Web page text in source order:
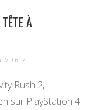
À
h 16 /
Rush 2,
sur PlayStation 4.